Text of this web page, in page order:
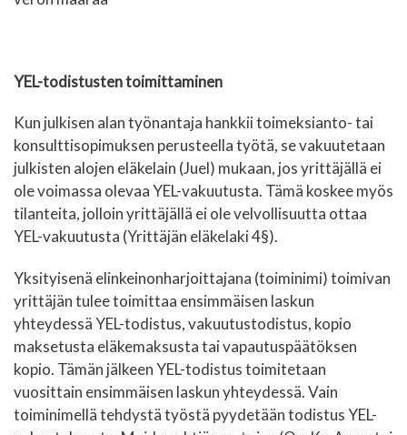
YEL-todistusten toimittaminen
Kun julkisen alan työnantaja hankkii toimeksianto- tai
konsulttisopimuksen perusteella työtä, se vakuutetaan
julkisten alojen eläkelain (Juel) mukaan, jos yrittäjällä ei
ole voimassa olevaa YEL-vakuutusta. Tämä koskee myös
tilanteita, jolloin yrittäjällä ei ole velvollisuutta ottaa
YEL-vakuutusta (Yrittäjän eläkelaki 4§).
Yksityisenä elinkeinonharjoittajana (toiminimi) toimivan
yrittäjän tulee toimittaa ensimmäisen laskun
yhteydessä YEL-todistus, vakuutustodistus, kopio
maksetusta eläkemaksusta tai vapautuspäätöksen
kopio. Tämän jälkeen YEL-todistus toimitetaan
vuosittain ensimmäisen laskun yhteydessä. Vain
toiminimellä tehdystä työstä pyydetään todistus YEL-